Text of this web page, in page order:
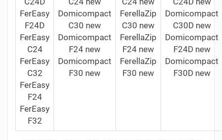
FerEasy
F24D
FerEasy
C24
FerEasy
C32
FerEasy
F24
FerEasy
F32
Domicompact
С30 new
Domicompact
F24 new
Domicompact
F30 new
FerellaZip
C30 new
FerellaZip
F24 new
FerellaZip
F30 new
Domicompact
С30D new
Domicompact
F24D new
Domicompact
F30D new